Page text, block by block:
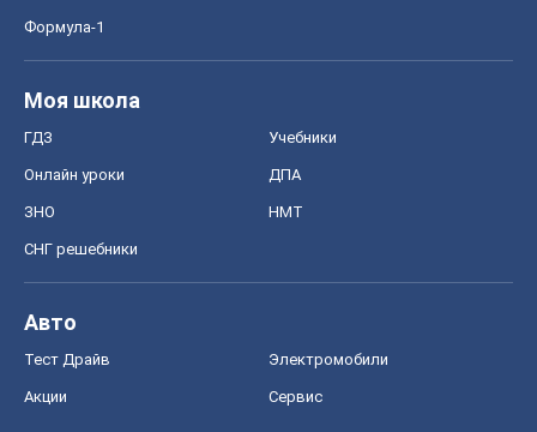
Формула-1
Моя школа
ГДЗ Учебники
Онлайн уроки ДПА
ЗНО НМТ
СНГ решебники
Авто
Тест Драйв Электромобили
Акции Сервис